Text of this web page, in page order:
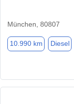
München, 80807
10.990 km Diesel